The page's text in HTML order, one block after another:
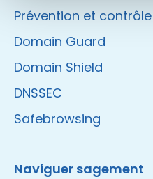
Prévention et contrôle
Domain Guard
Domain Shield
DNSSEC
Safebrowsing
Naviguer sagement